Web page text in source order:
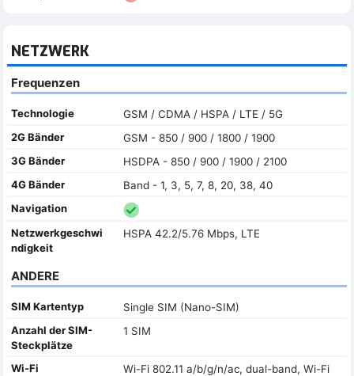
NETZWERK
Frequenzen
Technologie
GSM / CDMA / HSPA / LTE / 5G
2G Bänder
GSM - 850 / 900 / 1800 / 1900
3G Bänder
HSDPA - 850 / 900 / 1900 / 2100
4G Bänder
Band - 1, 3, 5, 7, 8, 20, 38, 40
Navigation
Netzwerkgeschwi
ndigkeit
HSPA 42.2/5.76 Mbps, LTE
ANDERE
SIM Kartentyp
Single SIM (Nano-SIM)
Anzahl der SIM-
Steckplätze
1 SIM
Wi-Fi
Wi-Fi 802.11 a/b/g/n/ac, dual-band, Wi-Fi